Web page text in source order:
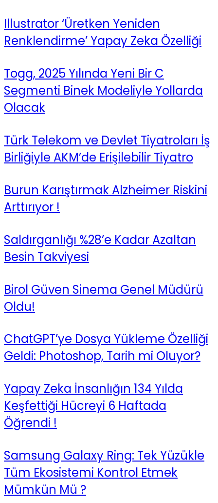
Illustrator ‘Üretken Yeniden
Renklendirme’ Yapay Zeka Özelliği
Togg, 2025 Yılında Yeni Bir C
Segmenti Binek Modeliyle Yollarda
Olacak
Türk Telekom ve Devlet Tiyatroları İş
Birliğiyle AKM’de Erişilebilir Tiyatro
Burun Karıştırmak Alzheimer Riskini
Arttırıyor !
Saldırganlığı %28’e Kadar Azaltan
Besin Takviyesi
Birol Güven Sinema Genel Müdürü
Oldu!
ChatGPT’ye Dosya Yükleme Özelliği
Geldi: Photoshop, Tarih mi Oluyor?
Yapay Zeka İnsanlığın 134 Yılda
Keşfettiği Hücreyi 6 Haftada
Öğrendi !
Samsung Galaxy Ring: Tek Yüzükle
Tüm Ekosistemi Kontrol Etmek
Mümkün Mü ?